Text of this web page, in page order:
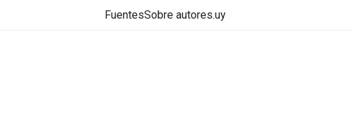
FuentesSobre autores.uy